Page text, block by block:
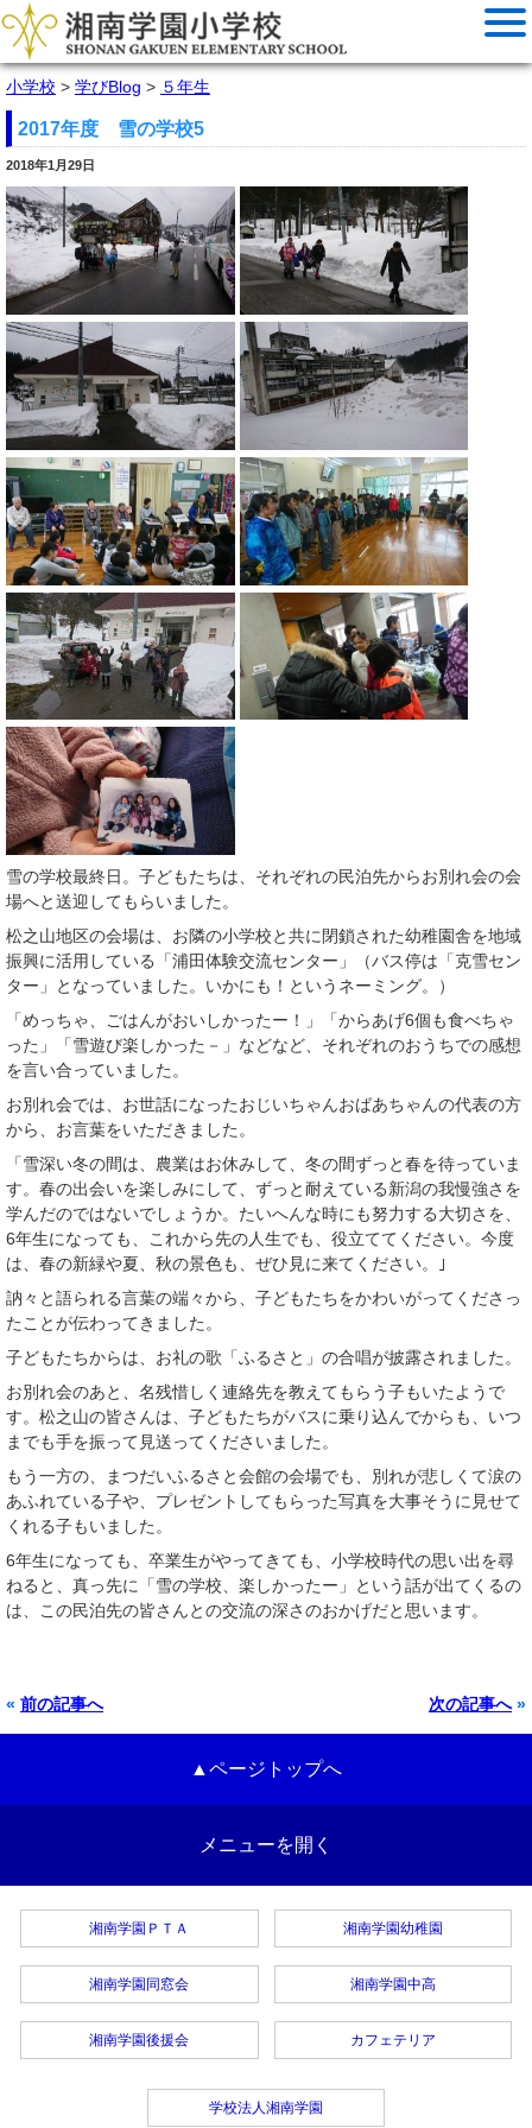
小学校 > 学びBlog > ５年生
2017年度 雪の学校5
2018年1月29日
雪の学校最終日。子どもたちは、それぞれの民泊先からお別れ会の会
場へと送迎してもらいました。
松之山地区の会場は、お隣の小学校と共に閉鎖された幼稚園舎を地域
振興に活用している「浦田体験交流センター」（バス停は「克雪セン
ター」となっていました。いかにも！というネーミング。）
「めっちゃ、ごはんがおいしかったー！」「からあげ6個も食べちゃ
った」「雪遊び楽しかった－」などなど、それぞれのおうちでの感想
を言い合っていました。
お別れ会では、お世話になったおじいちゃんおばあちゃんの代表の方
から、お言葉をいただきました。
「雪深い冬の間は、農業はお休みして、冬の間ずっと春を待っていま
す。春の出会いを楽しみにして、ずっと耐えている新潟の我慢強さを
学んだのではないでしょうか。たいへんな時にも努力する大切さを、
6年生になっても、これから先の人生でも、役立ててください。今度
は、春の新緑や夏、秋の景色も、ぜひ見に来てください。｣
訥々と語られる言葉の端々から、子どもたちをかわいがってくださっ
たことが伝わってきました。
子どもたちからは、お礼の歌「ふるさと」の合唱が披露されました。
お別れ会のあと、名残惜しく連絡先を教えてもらう子もいたようで
す。松之山の皆さんは、子どもたちがバスに乗り込んでからも、いつ
までも手を振って見送ってくださいました。
もう一方の、まつだいふるさと会館の会場でも、別れが悲しくて涙の
あふれている子や、プレゼントしてもらった写真を大事そうに見せて
くれる子もいました。
6年生になっても、卒業生がやってきても、小学校時代の思い出を尋
ねると、真っ先に「雪の学校、楽しかったー」という話が出てくるの
は、この民泊先の皆さんとの交流の深さのおかげだと思います。
« 前の記事へ 次の記事へ»
▲ページトップへ
メニューを開く
湘南学園ＰＴＡ
湘南学園同窓会
湘南学園後援会
湘南学園幼稚園
湘南学園中高
カフェテリア
学校法人湘南学園